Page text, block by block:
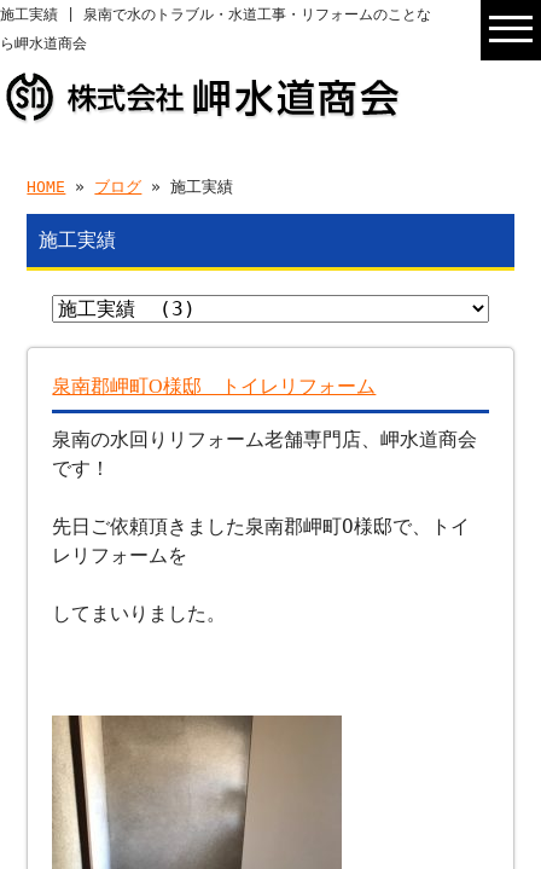
施工実績 | 泉南で水のトラブル・水道工事・リフォームのことな
ら岬水道商会
HOME » ブログ » 施工実績
施工実績
泉南郡岬町O様邸 トイレリフォーム
泉南の水回りリフォーム老舗専門店、岬水道商会
です！
先日ご依頼頂きました泉南郡岬町O様邸で、トイ
レリフォームを
してまいりました。